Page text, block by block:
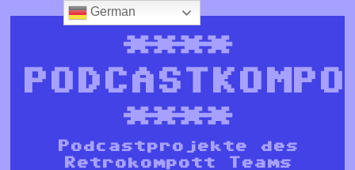
****
****
Podcastprojekte des
Retrokompott Teams
German